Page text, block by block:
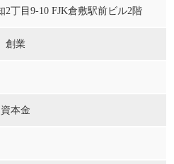
2丁目9-10 FJK倉敷駅前ビル2階
創業
資本金